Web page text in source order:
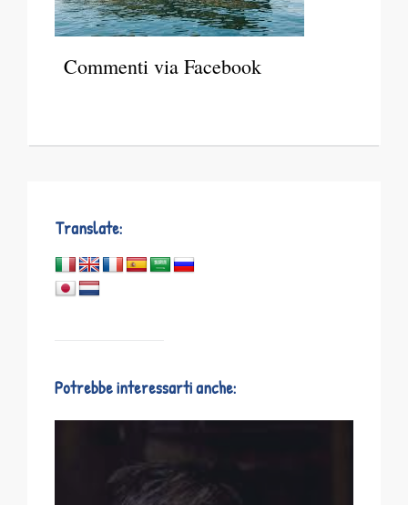
Commenti via Facebook
Translate:
Potrebbe interessarti anche: